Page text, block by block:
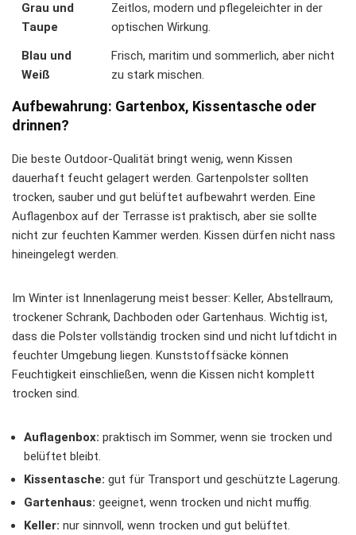
Grau und
Taupe
Zeitlos, modern und pflegeleichter in der
optischen Wirkung.
Blau und
Weiß
Frisch, maritim und sommerlich, aber nicht
zu stark mischen.
Aufbewahrung: Gartenbox, Kissentasche oder
drinnen?
Die beste Outdoor-Qualität bringt wenig, wenn Kissen
dauerhaft feucht gelagert werden. Gartenpolster sollten
trocken, sauber und gut belüftet aufbewahrt werden. Eine
Auflagenbox auf der Terrasse ist praktisch, aber sie sollte
nicht zur feuchten Kammer werden. Kissen dürfen nicht nass
hineingelegt werden.
Im Winter ist Innenlagerung meist besser: Keller, Abstellraum,
trockener Schrank, Dachboden oder Gartenhaus. Wichtig ist,
dass die Polster vollständig trocken sind und nicht luftdicht in
feuchter Umgebung liegen. Kunststoffsäcke können
Feuchtigkeit einschließen, wenn die Kissen nicht komplett
trocken sind.
Auflagenbox: praktisch im Sommer, wenn sie trocken und
belüftet bleibt.
Kissentasche: gut für Transport und geschützte Lagerung.
Gartenhaus: geeignet, wenn trocken und nicht muffig.
Keller: nur sinnvoll, wenn trocken und gut belüftet.